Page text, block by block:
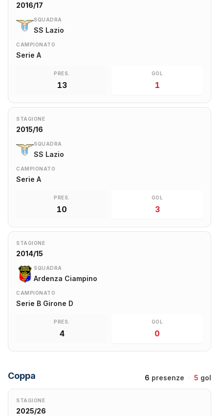
2016/17
SQUADRA
SS Lazio
CAMPIONATO
Serie A
PRES.
13
GOL
1
STAGIONE
2015/16
SQUADRA
SS Lazio
CAMPIONATO
Serie A
PRES.
10
GOL
3
STAGIONE
2014/15
SQUADRA
Ardenza Ciampino
CAMPIONATO
Serie B Girone D
PRES.
4
GOL
0
Coppa 6 presenze · 5 gol
STAGIONE
2025/26